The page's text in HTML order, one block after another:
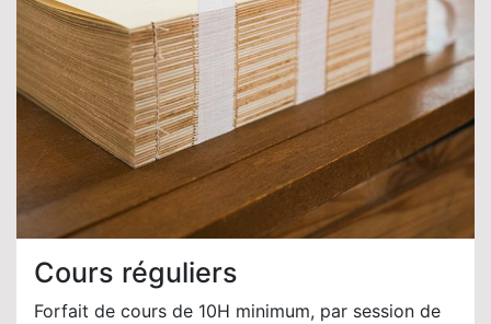
Cours réguliers
Forfait de cours de 10H minimum, par session de